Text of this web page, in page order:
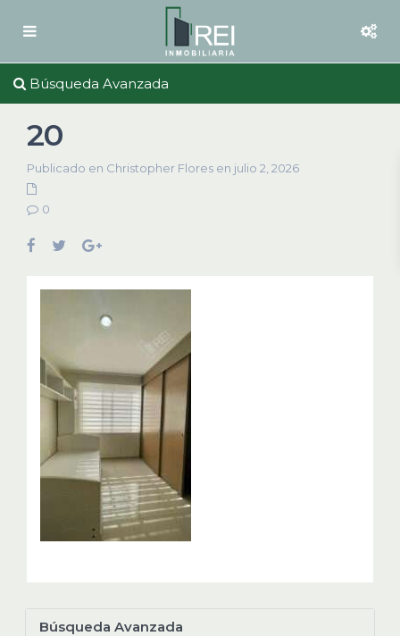
Búsqueda Avanzada
20
Publicado en Christopher Flores en julio 2, 2026
0
Búsqueda Avanzada